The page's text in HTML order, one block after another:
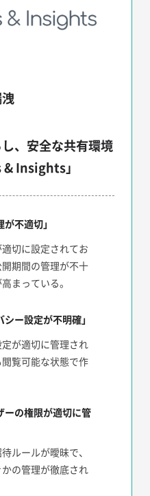
、安全な共有環境
Insights」
不適切」
切に設定されてお
期間の管理が不十
まっている。
シー設定が不明確」
が適切に管理され
覧可能な状態で作
ーの権限が適切に管
ルールが曖昧で、
の管理が徹底され